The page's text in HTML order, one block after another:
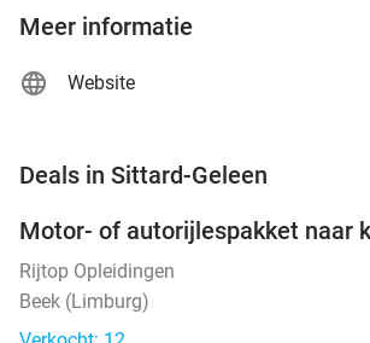
Meer informatie
Website
Deals in Sittard-Geleen
Motor- of autorijlespakket naar
Rijtop Opleidingen
Beek (Limburg)